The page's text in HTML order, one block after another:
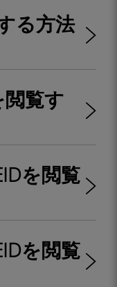
る方法
覧す
を閲覧
を閲覧